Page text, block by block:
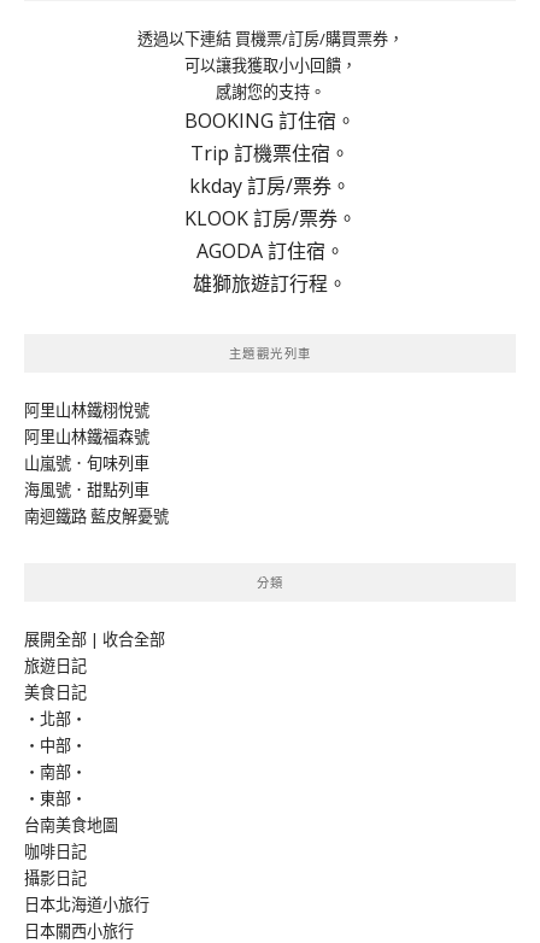
透過以下連結 買機票/訂房/購買票券，
可以讓我獲取小小回饋，
感謝您的支持。
BOOKING 訂住宿。
Trip 訂機票住宿。
kkday 訂房/票券。
KLOOK 訂房/票券。
AGODA 訂住宿。
雄獅旅遊訂行程。
主題觀光列車
阿里山林鐵栩悅號
阿里山林鐵福森號
山嵐號．旬味列車
海風號．甜點列車
南迴鐵路 藍皮解憂號
分類
展開全部 | 收合全部
旅遊日記
美食日記
‧北部‧
‧中部‧
‧南部‧
‧東部‧
台南美食地圖
咖啡日記
攝影日記
日本北海道小旅行
日本關西小旅行